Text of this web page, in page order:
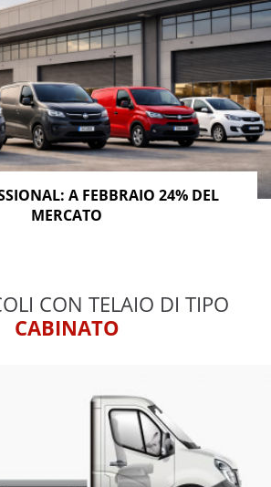
A FEBBRAIO 24% DEL
MERCATO
CON TELAIO DI TIPO
CABINATO